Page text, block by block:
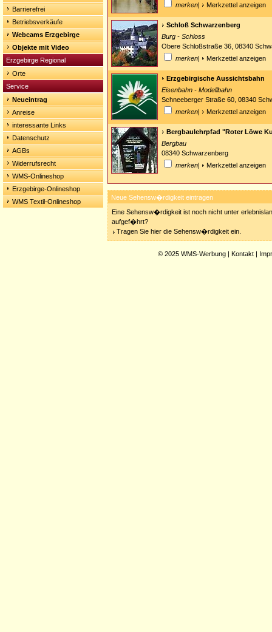
Barrierefrei
Betriebsverkäufe
Webcams Erzgebirge
Objekte mit Video
Erzgebirge Regional
Orte
Service
Neueintrag
Anreise
interessante Links
Datenschutz
AGBs
Widerrufsrecht
WMS-Onlineshop
Erzgebirge-Onlineshop
WMS Textil-Onlineshop
merken| Merkzettel anzeigen
Schloß Schwarzenberg
Burg - Schloss
Obere Schloßstraße 36, 08340
merken| Merkzettel anzeigen
Erzgebirgische Aussichtsbahn
Eisenbahn - Modellbahn
Schneeberger Straße 60, 08340
merken| Merkzettel anzeigen
Bergbaulehrpfad "Roter Löwe
Bergbau
08340 Schwarzenberg
merken| Merkzettel anzeigen
Neue Sehensw�rdigkeit eintragen
Eine Sehensw�rdigkeit ist noch nicht unter
aufgef�hrt?
Tragen Sie hier die Sehensw�rdigkeit ein.
© 2025 WMS-Werbung | Kontakt |